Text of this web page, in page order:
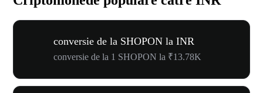
conversie de la SHOPON la INR
conversie de la 1 SHOPON la ₹13.78K